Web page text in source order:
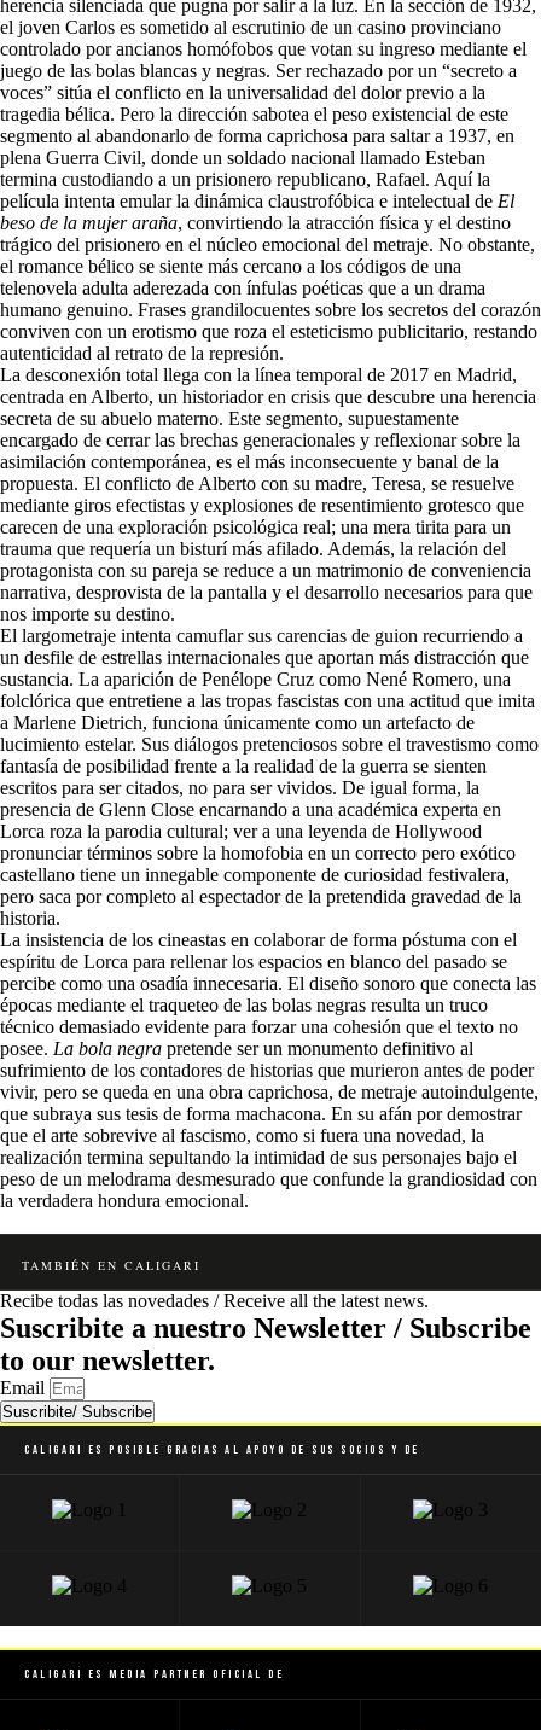
herencia silenciada que pugna por salir a la luz. En la sección de 1932,
el joven Carlos es sometido al escrutinio de un casino provinciano
controlado por ancianos homófobos que votan su ingreso mediante el
juego de las bolas blancas y negras. Ser rechazado por un “secreto a
voces” sitúa el conflicto en la universalidad del dolor previo a la
tragedia bélica. Pero la dirección sabotea el peso existencial de este
segmento al abandonarlo de forma caprichosa para saltar a 1937, en
plena Guerra Civil, donde un soldado nacional llamado Esteban
termina custodiando a un prisionero republicano, Rafael. Aquí la
película intenta emular la dinámica claustrofóbica e intelectual de El
beso de la mujer araña, convirtiendo la atracción física y el destino
trágico del prisionero en el núcleo emocional del metraje. No obstante,
el romance bélico se siente más cercano a los códigos de una
telenovela adulta aderezada con ínfulas poéticas que a un drama
humano genuino. Frases grandilocuentes sobre los secretos del corazón
conviven con un erotismo que roza el esteticismo publicitario, restando
autenticidad al retrato de la represión.
La desconexión total llega con la línea temporal de 2017 en Madrid,
centrada en Alberto, un historiador en crisis que descubre una herencia
secreta de su abuelo materno. Este segmento, supuestamente
encargado de cerrar las brechas generacionales y reflexionar sobre la
asimilación contemporánea, es el más inconsecuente y banal de la
propuesta. El conflicto de Alberto con su madre, Teresa, se resuelve
mediante giros efectistas y explosiones de resentimiento grotesco que
carecen de una exploración psicológica real; una mera tirita para un
trauma que requería un bisturí más afilado. Además, la relación del
protagonista con su pareja se reduce a un matrimonio de conveniencia
narrativa, desprovista de la pantalla y el desarrollo necesarios para que
nos importe su destino.
El largometraje intenta camuflar sus carencias de guion recurriendo a
un desfile de estrellas internacionales que aportan más distracción que
sustancia. La aparición de Penélope Cruz como Nené Romero, una
folclórica que entretiene a las tropas fascistas con una actitud que imita
a Marlene Dietrich, funciona únicamente como un artefacto de
lucimiento estelar. Sus diálogos pretenciosos sobre el travestismo como
fantasía de posibilidad frente a la realidad de la guerra se sienten
escritos para ser citados, no para ser vividos. De igual forma, la
presencia de Glenn Close encarnando a una académica experta en
Lorca roza la parodia cultural; ver a una leyenda de Hollywood
pronunciar términos sobre la homofobia en un correcto pero exótico
castellano tiene un innegable componente de curiosidad festivalera,
pero saca por completo al espectador de la pretendida gravedad de la
historia.
La insistencia de los cineastas en colaborar de forma póstuma con el
espíritu de Lorca para rellenar los espacios en blanco del pasado se
percibe como una osadía innecesaria. El diseño sonoro que conecta las
épocas mediante el traqueteo de las bolas negras resulta un truco
técnico demasiado evidente para forzar una cohesión que el texto no
posee. La bola negra pretende ser un monumento definitivo al
sufrimiento de los contadores de historias que murieron antes de poder
vivir, pero se queda en una obra caprichosa, de metraje autoindulgente,
que subraya sus tesis de forma machacona. En su afán por demostrar
que el arte sobrevive al fascismo, como si fuera una novedad, la
realización termina sepultando la intimidad de sus personajes bajo el
peso de un melodrama desmesurado que confunde la grandiosidad con
la verdadera hondura emocional.
TAMBIÉN EN CALIGARI
Recibe todas las novedades / Receive all the latest news.
Suscribite a nuestro Newsletter / Subscribe
to our newsletter.
Email
Suscribite/ Subscribe
Caligari es posible gracias al apoyo de sus socios y de
Caligari es Media Partner Oficial de